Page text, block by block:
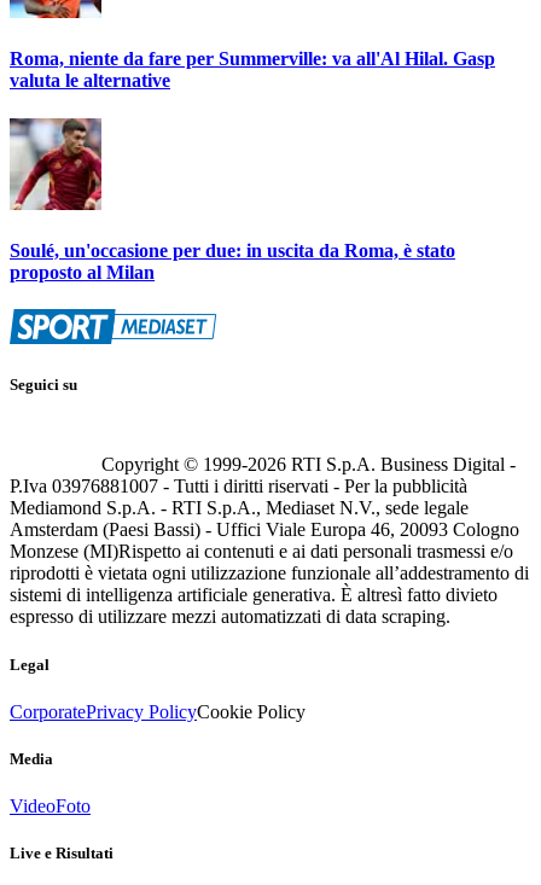
Roma, niente da fare per Summerville: va all'Al Hilal. Gasp
valuta le alternative
Soulé, un'occasione per due: in uscita da Roma, è stato
proposto al Milan
Seguici su
Copyright © 1999-2026 RTI S.p.A. Business Digital -
P.Iva 03976881007 - Tutti i diritti riservati - Per la pubblicità
Mediamond S.p.A. - RTI S.p.A., Mediaset N.V., sede legale
Amsterdam (Paesi Bassi) - Uffici Viale Europa 46, 20093 Cologno
Monzese (MI)Rispetto ai contenuti e ai dati personali trasmessi e/o
riprodotti è vietata ogni utilizzazione funzionale all’addestramento di
sistemi di intelligenza artificiale generativa. È altresì fatto divieto
espresso di utilizzare mezzi automatizzati di data scraping.
Legal
CorporatePrivacy PolicyCookie Policy
Media
VideoFoto
Live e Risultati